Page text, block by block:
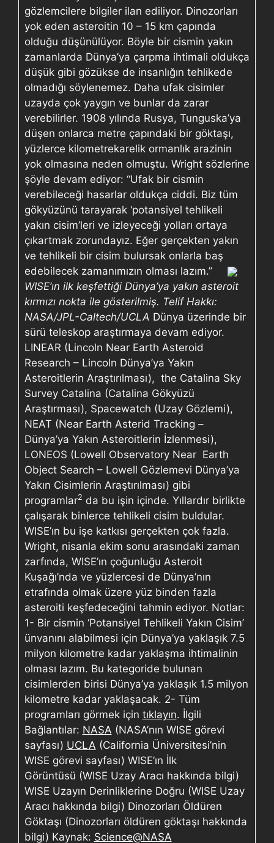
gözlemcilere bilgiler ilan ediliyor. Dinozorları
yok eden asteroitin 10 – 15 km çapında
olduğu düşünülüyor. Böyle bir cismin yakın
zamanlarda Dünya’ya çarpma ihtimali oldukça
düşük gibi gözükse de insanlığın tehlikede
olmadığı söylenemez. Daha ufak cisimler
uzayda çok yaygın ve bunlar da zarar
verebilirler. 1908 yılında Rusya, Tunguska’ya
düşen onlarca metre çapındaki bir göktaşı,
yüzlerce kilometrekarelik ormanlık arazinin
yok olmasına neden olmuştu. Wright sözlerine
şöyle devam ediyor: “Ufak bir cismin
verebileceği hasarlar oldukça ciddi. Biz tüm
gökyüzünü tarayarak ‘potansiyel tehlikeli
yakın cisim’leri ve izleyeceği yolları ortaya
çıkartmak zorundayız. Eğer gerçekten yakın
ve tehlikeli bir cisim bulursak onlarla baş
edebilecek zamanımızın olması lazım.”
WISE’ın ilk keşfettiği Dünya’ya yakın asteroit
kırmızı nokta ile gösterilmiş. Telif Hakkı:
NASA/JPL-Caltech/UCLA Dünya üzerinde bir
sürü teleskop araştırmaya devam ediyor.
LINEAR (Lincoln Near Earth Asteroid
Research – Lincoln Dünya’ya Yakın
Asteroitlerin Araştırılması), the Catalina Sky
Survey Catalina (Catalina Gökyüzü
Araştırması), Spacewatch (Uzay Gözlemi),
NEAT (Near Earth Asterid Tracking –
Dünya’ya Yakın Asteroitlerin İzlenmesi),
LONEOS (Lowell Observatory Near Earth
Object Search – Lowell Gözlemevi Dünya’ya
Yakın Cisimlerin Araştırılması) gibi
programlar2 da bu işin içinde. Yıllardır birlikte
çalışarak binlerce tehlikeli cisim buldular.
WISE’ın bu işe katkısı gerçekten çok fazla.
Wright, nisanla ekim sonu arasındaki zaman
zarfında, WISE’ın çoğunluğu Asteroit
Kuşağı’nda ve yüzlercesi de Dünya’nın
etrafında olmak üzere yüz binden fazla
asteroiti keşfedeceğini tahmin ediyor. Notlar:
1- Bir cismin ‘Potansiyel Tehlikeli Yakın Cisim’
ünvanını alabilmesi için Dünya’ya yaklaşık 7.5
milyon kilometre kadar yaklaşma ihtimalinin
olması lazım. Bu kategoride bulunan
cisimlerden birisi Dünya’ya yaklaşık 1.5 milyon
kilometre kadar yaklaşacak. 2- Tüm
programları görmek için tıklayın. İlgili
Bağlantılar: NASA (NASA’nın WISE görevi
sayfası) UCLA (California Üniversitesi’nin
WISE görevi sayfası) WISE’ın İlk
Görüntüsü (WISE Uzay Aracı hakkında bilgi)
WISE Uzayın Derinliklerine Doğru (WISE Uzay
Aracı hakkında bilgi) Dinozorları Öldüren
Göktaşı (Dinozorları öldüren göktaşı hakkında
bilgi) Kaynak: Science@NASA